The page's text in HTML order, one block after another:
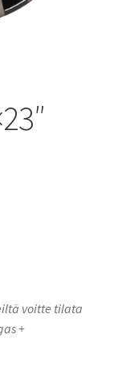
voitte tilata
+